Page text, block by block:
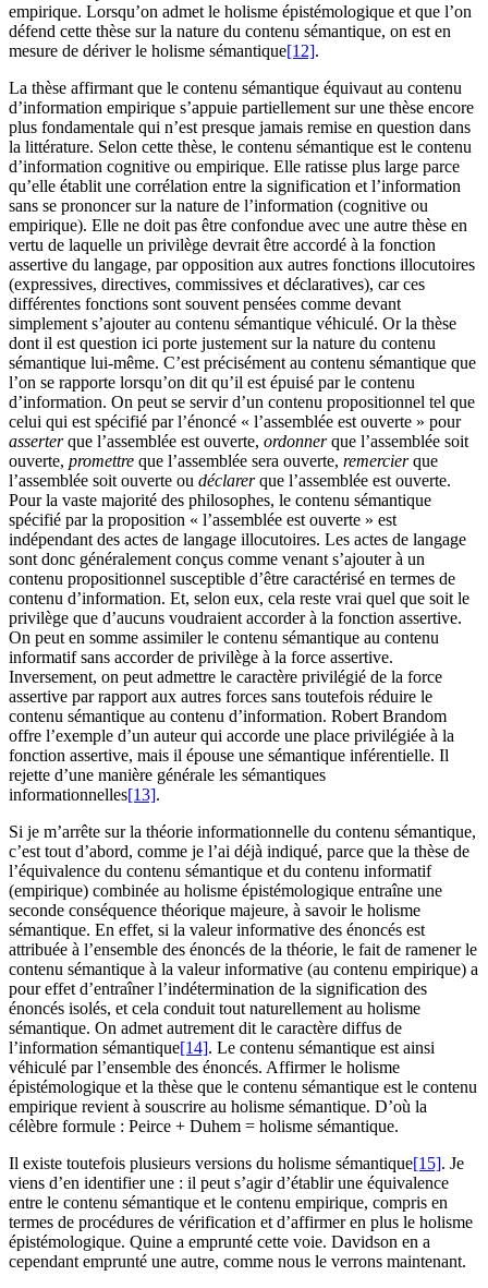
empirique. Lorsqu’on admet le holisme épistémologique et que l’on
défend cette thèse sur la nature du contenu sémantique, on est en
mesure de dériver le holisme sémantique[12].
La thèse affirmant que le contenu sémantique équivaut au contenu
d’information empirique s’appuie partiellement sur une thèse encore
plus fondamentale qui n’est presque jamais remise en question dans
la littérature. Selon cette thèse, le contenu sémantique est le contenu
d’information cognitive ou empirique. Elle ratisse plus large parce
qu’elle établit une corrélation entre la signification et l’information
sans se prononcer sur la nature de l’information (cognitive ou
empirique). Elle ne doit pas être confondue avec une autre thèse en
vertu de laquelle un privilège devrait être accordé à la fonction
assertive du langage, par opposition aux autres fonctions illocutoires
(expressives, directives, commissives et déclaratives), car ces
différentes fonctions sont souvent pensées comme devant
simplement s’ajouter au contenu sémantique véhiculé. Or la thèse
dont il est question ici porte justement sur la nature du contenu
sémantique lui-même. C’est précisément au contenu sémantique que
l’on se rapporte lorsqu’on dit qu’il est épuisé par le contenu
d’information. On peut se servir d’un contenu propositionnel tel que
celui qui est spécifié par l’énoncé « l’assemblée est ouverte » pour
asserterque l’assemblée est ouverte, ordonnerque l’assemblée soit
ouverte, promettre que l’assemblée sera ouverte, remercierque
l’assemblée soit ouverte ou déclarerque l’assemblée est ouverte.
Pour la vaste majorité des philosophes, le contenu sémantique
spécifié par la proposition « l’assemblée est ouverte » est
indépendant des actes de langage illocutoires. Les actes de langage
sont donc généralement conçus comme venant s’ajouter à un
contenu propositionnel susceptible d’être caractérisé en termes de
contenu d’information. Et, selon eux, cela reste vrai quel que soit le
privilège que d’aucuns voudraient accorder à la fonction assertive.
On peut en somme assimiler le contenu sémantique au contenu
informatif sans accorder de privilège à la force assertive.
Inversement, on peut admettre le caractère privilégié de la force
assertive par rapport aux autres forces sans toutefois réduire le
contenu sémantique au contenu d’information. Robert Brandom
offre l’exemple d’un auteur qui accorde une place privilégiée à la
fonction assertive, mais il épouse une sémantique inférentielle. Il
rejette d’une manière générale les sémantiques
informationnelles[13].
Si je m’arrête sur la théorie informationnelle du contenu sémantique,
c’est tout d’abord, comme je l’ai déjà indiqué, parce que la thèse de
l’équivalence du contenu sémantique et du contenu informatif
(empirique) combinée au holisme épistémologique entraîne une
seconde conséquence théorique majeure, à savoir le holisme
sémantique. En effet, si la valeur informative des énoncés est
attribuée à l’ensemble des énoncés de la théorie, le fait de ramener le
contenu sémantique à la valeur informative (au contenu empirique) a
pour effet d’entraîner l’indétermination de la signification des
énoncés isolés, et cela conduit tout naturellement au holisme
sémantique. On admet autrement dit le caractère diffus de
l’information sémantique[14]. Le contenu sémantique est ainsi
véhiculé par l’ensemble des énoncés. Affirmer le holisme
épistémologique et la thèse que le contenu sémantique est le contenu
empirique revient à souscrire au holisme sémantique. D’où la
célèbre formule : Peirce + Duhem = holisme sémantique.
Il existe toutefois plusieurs versions du holisme sémantique[15]. Je
viens d’en identifier une : il peut s’agir d’établir une équivalence
entre le contenu sémantique et le contenu empirique, compris en
termes de procédures de vérification et d’affirmer en plus le holisme
épistémologique. Quine a emprunté cette voie. Davidson en a
cependant emprunté une autre, comme nous le verrons maintenant.